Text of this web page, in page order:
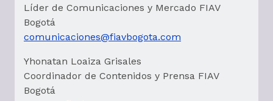
Líder de Comunicaciones y Mercado FIAV
Bogotá
comunicaciones@fiavbogota.com
Yhonatan Loaiza Grisales
Coordinador de Contenidos y Prensa FIAV
Bogotá